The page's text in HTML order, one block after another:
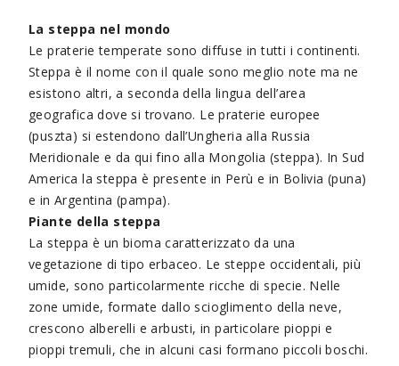
La steppa nel mondo
Le praterie temperate sono diffuse in tutti i continenti.
Steppa è il nome con il quale sono meglio note ma ne
esistono altri, a seconda della lingua dell’area
geografica dove si trovano. Le praterie europee
(puszta) si estendono dall’Ungheria alla Russia
Meridionale e da qui fino alla Mongolia (steppa). In Sud
America la steppa è presente in Perù e in Bolivia (puna)
e in Argentina (pampa).
Piante della steppa
La steppa è un bioma caratterizzato da una
vegetazione di tipo erbaceo. Le steppe occidentali, più
umide, sono particolarmente ricche di specie. Nelle
zone umide, formate dallo scioglimento della neve,
crescono alberelli e arbusti, in particolare pioppi e
pioppi tremuli, che in alcuni casi formano piccoli boschi.